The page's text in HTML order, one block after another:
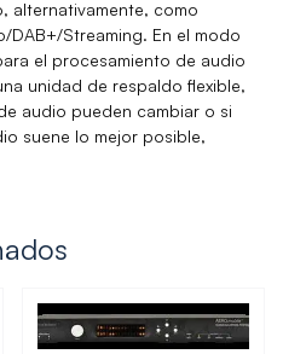
alternativamente, como
Streaming. En el modo
el procesamiento de audio
unidad de respaldo flexible,
audio pueden cambiar o si
suene lo mejor posible,